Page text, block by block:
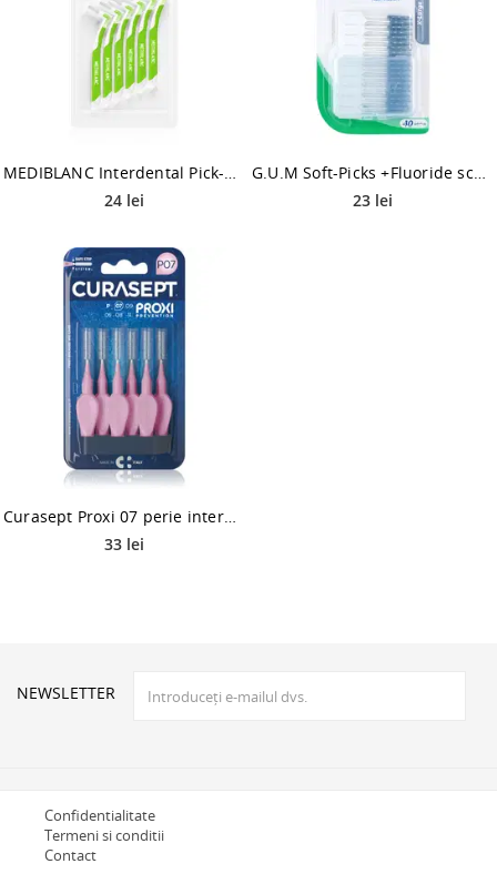
MEDIBLANC Interdental Pick-brush Angle perie interdentara 6 bucati 0,8 mm Green 6 buc
24 lei
G.U.M Soft-Picks +Fluoride scobitoare X-Large 40 buc
23 lei
Curasept Proxi 07 perie interdentara 6 buc
33 lei
NEWSLETTER
Confidentialitate
Termeni si conditii
Contact